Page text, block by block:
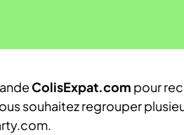
ColisExpat.com pour
souhaitez regrouper